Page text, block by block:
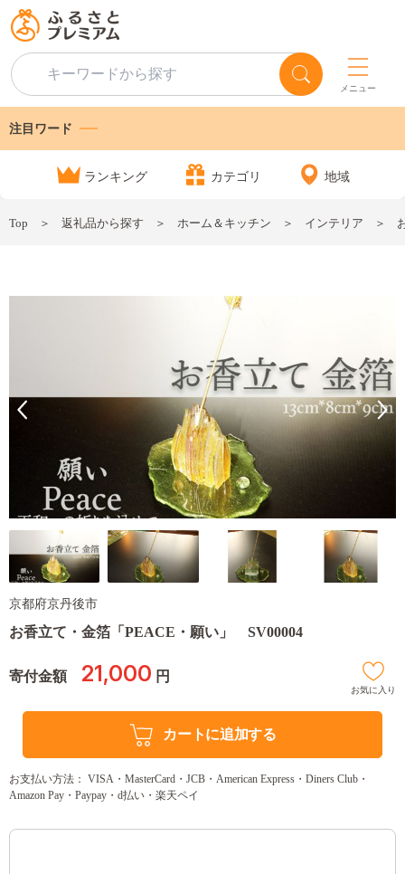
メニュー
注目ワード
ランキング カテゴリ 地域
Top 返礼品から探す ホーム＆キッチン インテリア
京都府京丹後市
お香立て・金箔「PEACE・願い」 SV00004
寄付金額 21,000 円
お気に入り
カートに追加する
お支払い方法： VISA・MasterCard・JCB・American Express・Diners Club・
Amazon Pay・Paypay・d払い・楽天ペイ